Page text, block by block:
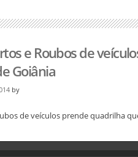
e Roubos de
Goiânia
by
de veículos prende quadrilha